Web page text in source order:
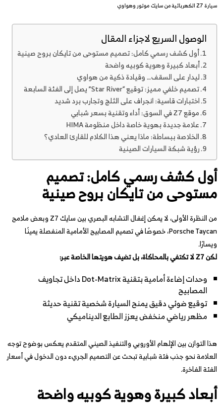
سيارة Z7 الكهربائية من سايك موتور وهواوي
الوصول السريع لاجزاء المقال
أول كشف رسمي كامل: تصميم مستوحى من تايكان بروح صينية
أبعاد كبيرة وهوية كوبيه واضحة
ليدار على السقف… وقيادة ذكية من هواوي
تصميم خلفي مميز: توقيع “Star River” يصل إلى الفئة السابعة
اختبارات قاسية: انجراف على الثلج وتجارب برد شديد
موقع Z7 في السوق: أداء وتقنية بسعر شبابي
علامة جديدة بهوية خاصة داخل منظومة HIMA
الخلاصة ببساطة: ماذا يعني هذا الكلام للقارئ العادي؟
رؤية شبكة السيارات الصينية
أول كشف رسمي كامل: تصميم
مستوحى من تايكان بروح صينية
من النظرة الأولى، لا يمكن إغفال التشابه البصري بين سايك Z7 وبعض ملامح
Porsche Taycan، خصوصًا في تصميم المصابيح الأمامية المنفصلة يمينًا
ويسارًا.
لكن Z7 لا تكتفي بالمحاكاة، بل تضيف هويتها الخاصة عبر:
وحدات إضاءة أمامية بتقنية Dot-Matrix داخل تجاويف
المصابيح
توقيع ضوئي دقيق يمنح السيارة شخصية تقنية حديثة
مظهر رياضي منخفض يعزز الطابع الديناميكي
هذا التوازن بين الإلهام الأوروبي والتنفيذ الصيني المتقدم يعكس بوضوح توجه
العلامة نحو جذب فئة شبابية تبحث عن التصميم الجريء دون الدخول في أسعار
الفئة الفاخرة.
أبعاد كبيرة وهوية كوبيه واضحة